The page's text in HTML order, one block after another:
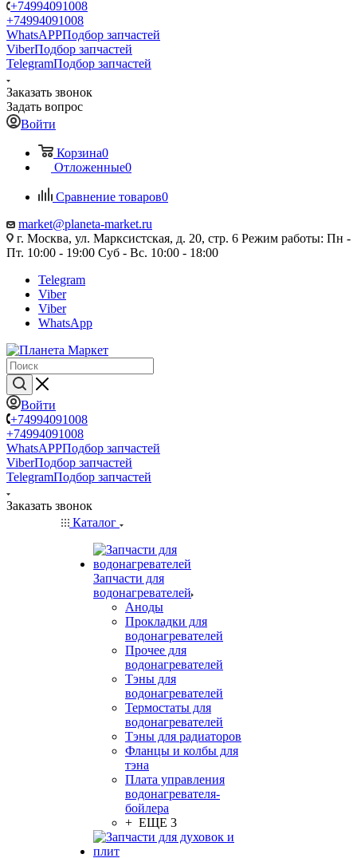
+74994091008
+74994091008
WhatsAPPПодбор запчастей
ViberПодбор запчастей
TelegramПодбор запчастей
Заказать звонок
Задать вопрос
Войти
Корзина0
Отложенные0
Сравнение товаров0
market@planeta-market.ru
г. Москва, ул. Марксистская, д. 20, стр. 6 Режим работы: Пн -
Пт. 10:00 - 19:00 Суб - Вс. 10:00 - 18:00
Telegram
Viber
Viber
WhatsApp
Войти
+74994091008
+74994091008
WhatsAPPПодбор запчастей
ViberПодбор запчастей
TelegramПодбор запчастей
Заказать звонок
Каталог
Запчасти для
водонагревателей
Аноды
Прокладки для
водонагревателей
Прочее для
водонагревателей
Тэны для
водонагревателей
Термостаты для
водонагревателей
Тэны для радиаторов
Фланцы и колбы для
тэна
Плата управления
водонагревателя-
бойлера
+ ЕЩЕ 3